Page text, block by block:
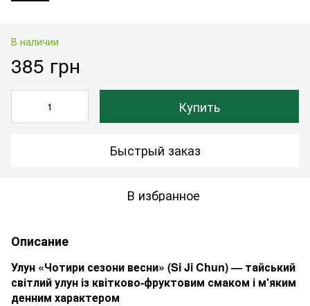
В наличии
385 грн
Купить
Быстрый заказ
В избранное
Описание
Улун «Чотири сезони весни» (Si Ji Chun) — тайський
світлий улун із квітково-фруктовим смаком і м'яким
денним характером